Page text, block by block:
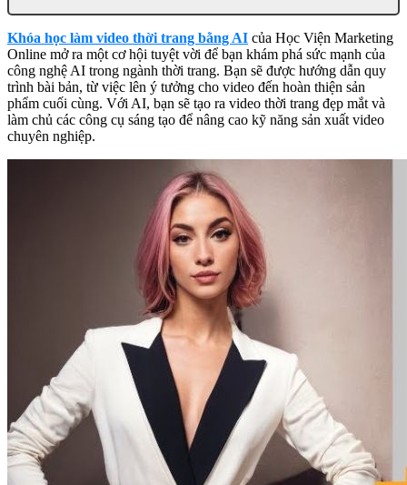
Khóa học làm video thời trang bằng AI của Học Viện Marketing
Online mở ra một cơ hội tuyệt vời để bạn khám phá sức mạnh của
công nghệ AI trong ngành thời trang. Bạn sẽ được hướng dẫn quy
trình bài bản, từ việc lên ý tưởng cho video đến hoàn thiện sản
phẩm cuối cùng. Với AI, bạn sẽ tạo ra video thời trang đẹp mắt và
làm chủ các công cụ sáng tạo để nâng cao kỹ năng sản xuất video
chuyên nghiệp.